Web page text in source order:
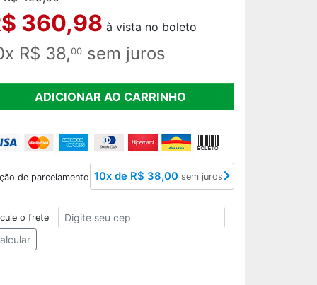
360,98 à vista no boleto
R$ 38,00 sem juros
ADICIONAR AO CARRINHO
de parcelamento 10x de R$ 38,00 sem juros
o freteCEP